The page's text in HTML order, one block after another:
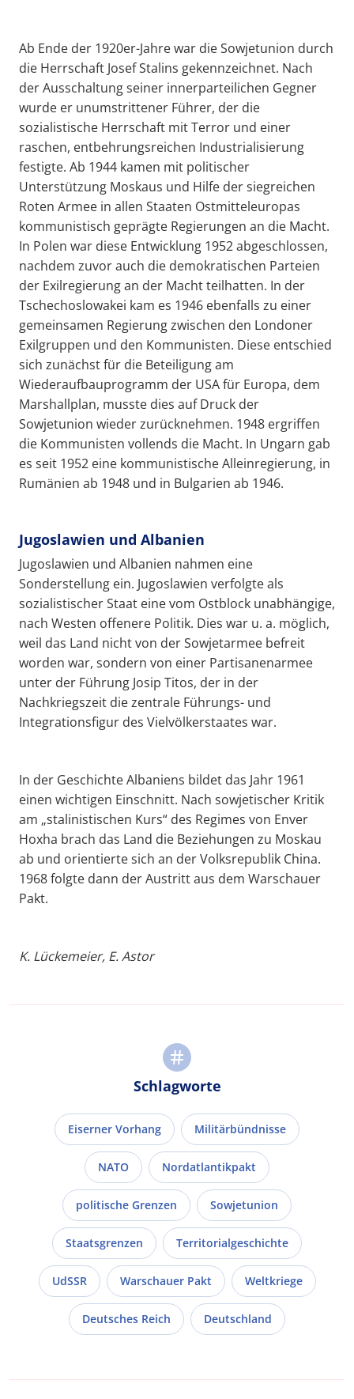
Ab Ende der 1920er-Jahre war die Sowjetunion durch
die Herrschaft Josef Stalins gekennzeichnet. Nach
der Ausschaltung seiner innerparteilichen Gegner
wurde er unumstrittener Führer, der die
sozialistische Herrschaft mit Terror und einer
raschen, entbehrungsreichen Industrialisierung
festigte. Ab 1944 kamen mit politischer
Unterstützung Moskaus und Hilfe der siegreichen
Roten Armee in allen Staaten Ostmitteleuropas
kommunistisch geprägte Regierungen an die Macht.
In Polen war diese Entwicklung 1952 abgeschlossen,
nachdem zuvor auch die demokratischen Parteien
der Exilregierung an der Macht teilhatten. In der
Tschechoslowakei kam es 1946 ebenfalls zu einer
gemeinsamen Regierung zwischen den Londoner
Exilgruppen und den Kommunisten. Diese entschied
sich zunächst für die Beteiligung am
Wiederaufbauprogramm der USA für Europa, dem
Marshallplan, musste dies auf Druck der
Sowjetunion wieder zurücknehmen. 1948 ergriffen
die Kommunisten vollends die Macht. In Ungarn gab
es seit 1952 eine kommunistische Alleinregierung, in
Rumänien ab 1948 und in Bulgarien ab 1946.
Jugoslawien und Albanien
Jugoslawien und Albanien nahmen eine
Sonderstellung ein. Jugoslawien verfolgte als
sozialistischer Staat eine vom Ostblock unabhängige,
nach Westen offenere Politik. Dies war u. a. möglich,
weil das Land nicht von der Sowjetarmee befreit
worden war, sondern von einer Partisanenarmee
unter der Führung Josip Titos, der in der
Nachkriegszeit die zentrale Führungs- und
Integrationsfigur des Vielvölkerstaates war.
In der Geschichte Albaniens bildet das Jahr 1961
einen wichtigen Einschnitt. Nach sowjetischer Kritik
am „stalinistischen Kurs“ des Regimes von Enver
Hoxha brach das Land die Beziehungen zu Moskau
ab und orientierte sich an der Volksrepublik China.
1968 folgte dann der Austritt aus dem Warschauer
Pakt.
K. Lückemeier, E. Astor
Schlagworte
Eiserner Vorhang Militärbündnisse
NATO Nordatlantikpakt
politische Grenzen Sowjetunion
Staatsgrenzen Territorialgeschichte
UdSSR Warschauer Pakt Weltkriege
Deutsches Reich Deutschland